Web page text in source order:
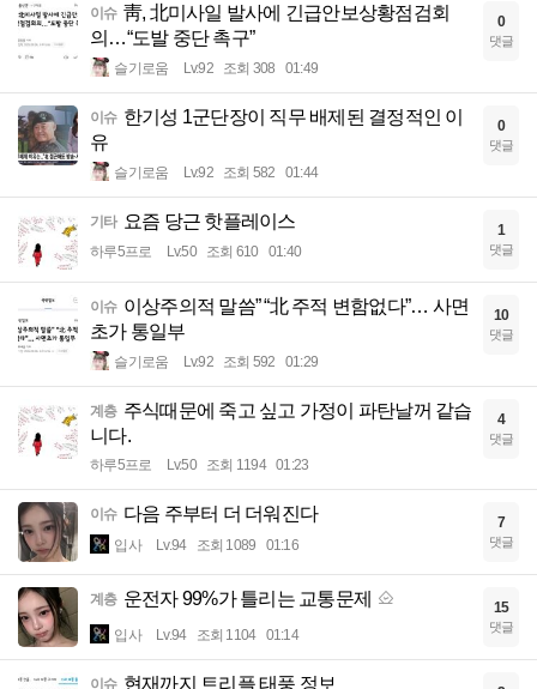
이슈 靑, 北미사일 발사에 긴급안보상황점검회
의…“도발 중단 촉구”
슬기로움 Lv.92 조회 308 01:49
0
댓글
이슈 한기성 1군단장이 직무 배제된 결정적인 이
유
슬기로움 Lv.92 조회 582 01:44
0
댓글
기타 요즘 당근 핫플레이스
하루5프로 Lv.50 조회 610 01:40
1
댓글
이슈 이상주의적 말씀” “北 주적 변함없다”… 사면
초가 통일부
슬기로움 Lv.92 조회 592 01:29
10
댓글
계층 주식때문에 죽고 싶고 가정이 파탄날꺼 같습
니다.
하루5프로 Lv.50 조회 1194 01:23
4
댓글
이슈 다음 주부터 더 더워진다
입사 Lv.94 조회 1089 01:16
7
댓글
계층 운전자 99%가 틀리는 교통문제
입사 Lv.94 조회 1104 01:14
15
댓글
이슈 현재까지 트리플 태풍 정보